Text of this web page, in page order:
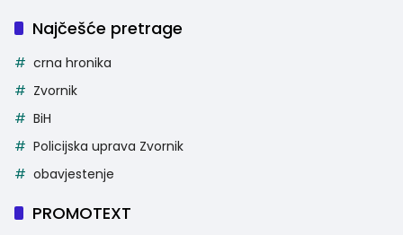
Najčešće pretrage
crna hronika
Zvornik
BiH
Policijska uprava Zvornik
obavjestenje
PROMOTEXT